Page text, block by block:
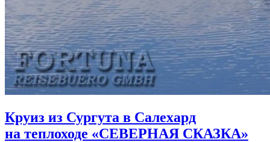
Круиз из Сургута в Салехард
на теплоходе «СЕВЕРНАЯ СКАЗКА»